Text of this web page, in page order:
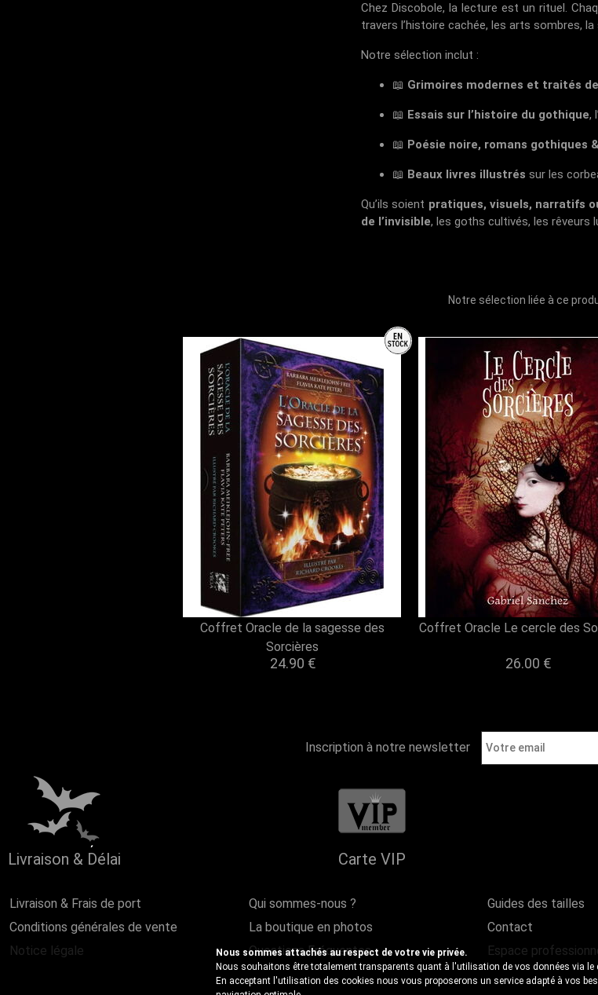
ChezDiscobole, la lecture est un rituel.
travers l’histoire cachée, les arts sombres,
Notre sélection inclut :
📖 Grimoires modernes et traités
📖 Essais sur l’histoire du gothique,
📖 Poésie noire, romans gothiques
📖 Beaux livres illustrés sur les
Qu’ils soient pratiques, visuels, narratifs
de l’invisible, les goths cultivés, les rêveurs
Notre sélection liée à ce
Coffret Oracle de la sagesse des
Sorcières
24.90 €
Coffret Oracle Le cercle des
26.00 €
Inscription à notre newsletter
Livraison & Délai Carte VIP
Livraison & Frais de port
Conditions générales de vente
Notice légale
Qui sommes-nous ?
La boutique en photos
Questions Fréquentes
Guides des tailles
Contact
Espace
Nous sommes attachés au respect de votre vie privée.
Nous souhaitons être totalement transparents quant à l'utilisation de vos données via le
En acceptant l'utilisation des cookies nous vous proposerons un service adapté à vos